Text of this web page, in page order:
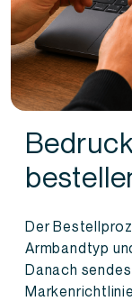
Der
Armbandtyp
Danach